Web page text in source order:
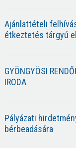
Ajánlattételi
étkeztetés tárgyú
GYÖNGYÖSI
IRODA
Pályázati
bérbeadására